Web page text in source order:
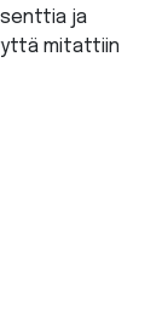
ja
mitattiin